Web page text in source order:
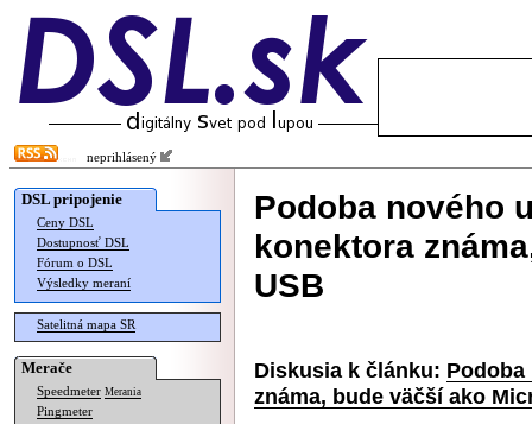
neprihlásený
DSL pripojenie
Ceny DSL
Dostupnosť DSL
Fórum o DSL
Výsledky meraní
Satelitná mapa SR
Merače
Speedmeter Merania
Pingmeter
Podoba nového
konektora
USB
Diskusia k článku:
známa, bude väčší ako